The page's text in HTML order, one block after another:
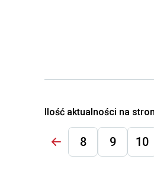
Ilość aktualności na
8 9 10